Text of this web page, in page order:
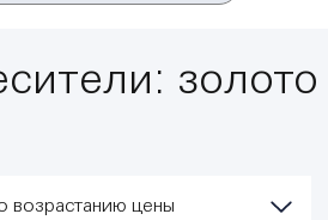
золото
возрастанию цены